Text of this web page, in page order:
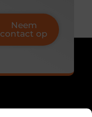
Neem
contact op